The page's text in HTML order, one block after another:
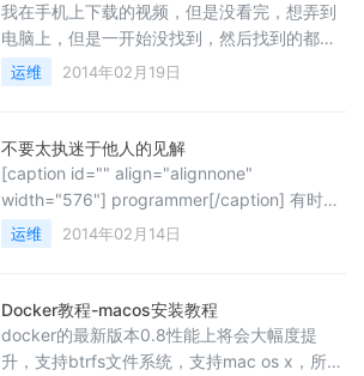
我在手机上下载的视频，但是没看完，想弄到
电脑上，但是一开始没找到，然后找到的都是
*.!mv的视频，下边的教程就是教大家怎么找到
下载的视频和下载...
运维 2014年02月19日
不要太执迷于他人的见解
[caption id="" align="alignnone"
width="576"] programmer[/caption] 有时候
我也很啰嗦，有时候我也不知道我想说什么！
但是我知道的是我的思...
运维 2014年02月14日
Docker教程-macos安装教程
docker的最新版本0.8性能上将会大幅度提
升，支持btrfs文件系统，支持mac os x，所以